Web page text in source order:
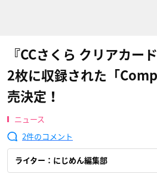
『CCさくら クリアカー
2枚に収録された「
売決定！
ニュース
2
ライター：にじめん編集部